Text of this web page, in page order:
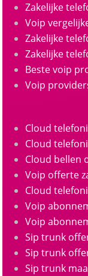
Zakelijke
Voip
Zakelijke
Zakelijke
Beste voip
Voip
Cloud
Cloud
Cloud bellen
Voip offerte
Cloud
Voip
Voip
Sip trunk
Sip trunk
Sip trunk